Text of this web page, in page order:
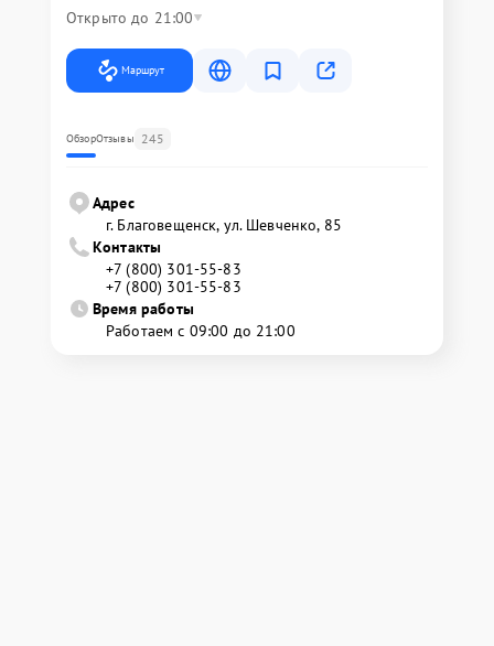
Открыто до 21:00
Маршрут
ОбзорОтзывы 245
Адрес
г. Благовещенск, ул. Шевченко, 85
Контакты
+7 (800) 301-55-83
+7 (800) 301-55-83
Время работы
Работаем с 09:00 до 21:00